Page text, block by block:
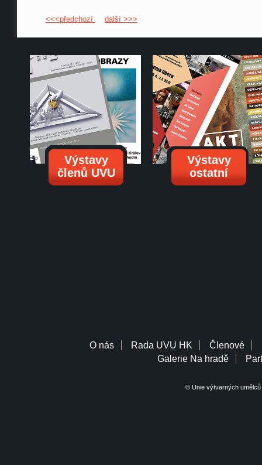
<<<předchozí další >>>
Výstavy
členů UVU
Výstavy
ostatní
O nás Rada UVU HK Členové
Galerie Na hradě
© Unie výtvarných